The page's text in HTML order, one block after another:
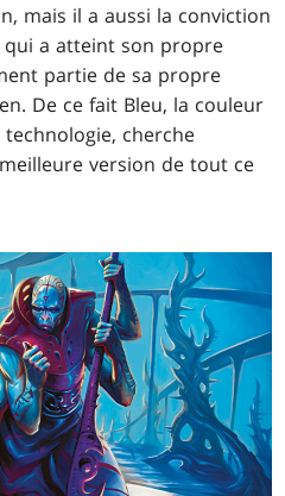
mais il a aussi la conviction
a atteint son propre
partie de sa propre
De ce fait Bleu, la couleur
technologie, cherche
version de tout ce